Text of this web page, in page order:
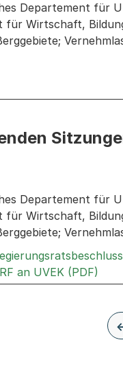
Departement für
für Wirtschaft,
Informationen
Departement für
für Wirtschaft,
an UVEK (PDF)